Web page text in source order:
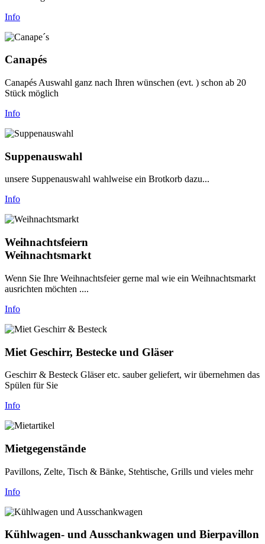
Info
Canapés
Canapés Auswahl ganz nach Ihren wünschen (evt. ) schon ab 20
Stück möglich
Info
Suppenauswahl
unsere Suppenauswahl wahlweise ein Brotkorb dazu...
Info
Weihnachtsfeiern
Weihnachtsmarkt
Wenn Sie Ihre Weihnachtsfeier gerne mal wie ein Weihnachtsmarkt
ausrichten möchten ....
Info
Miet Geschirr, Bestecke und Gläser
Geschirr & Besteck Gläser etc. sauber geliefert, wir übernehmen das
Spülen für Sie
Info
Mietgegenstände
Pavillons, Zelte, Tisch & Bänke, Stehtische, Grills und vieles mehr
Info
Kühlwagen- und Ausschankwagen und Bierpavillon